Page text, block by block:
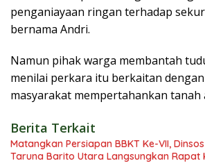
penganiayaan ringan terhadap
bernama Andri.
Namun pihak warga membantah
menilai perkara itu berkaitan
masyarakat mempertahankan tanah
Berita Terkait
Matangkan Persiapan BBKT Ke-VII,
Taruna Barito Utara Langsungkan Rapat